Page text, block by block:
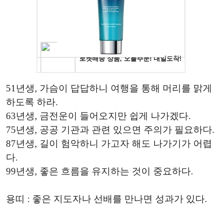
51년생, 가슴이 답답하니 여행을 통해 머리를 맑게
하도록 하라.
63년생, 금전운이 들어오지만 쉽게 나가겠다.
75년생, 공공 기관과 관련 있으면 주의가 필요하다.
87년생, 길이 험악하니 가고자 해도 나가기가 어렵
다.
99년생, 좋은 흐름을 유지하는 것이 중요하다.
용띠 : 좋은 지도자나 선배를 만나면 성과가 있다.